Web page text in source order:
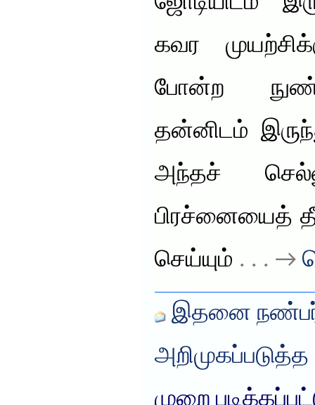
கவர
போன்ற
தன்னிடம்
அந்தச்
பிரச்னையைத்
செய்யும் . . . →
இதனை
அறிமுகப்படுத்த
முறை